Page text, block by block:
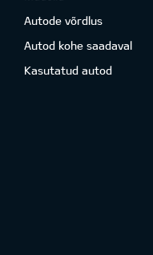
Autode võrdlus
Autod kohe saadaval
Kasutatud autod